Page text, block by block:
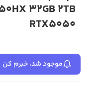
32GB 2TB
RTX5050
موجود شد، خبرم کن